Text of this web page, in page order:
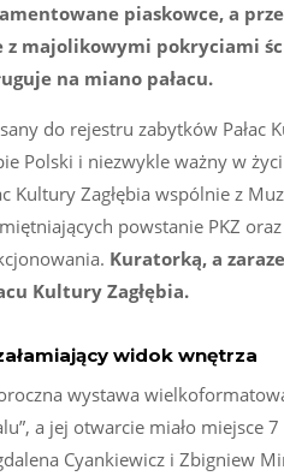
piaskowce, a
z majolikowymi pokryciami
na miano pałacu.
do rejestru zabytków Pałac
Polski i niezwykle ważny w
Kultury Zagłębia wspólnie z
powstanie PKZ
Kuratorką, a
Kultury Zagłębia.
widok wnętrza
wystawa
a jej otwarcie miało miejsce
Cyankiewicz i Zbigniew